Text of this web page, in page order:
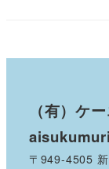
（有）ケ
〒949-4505